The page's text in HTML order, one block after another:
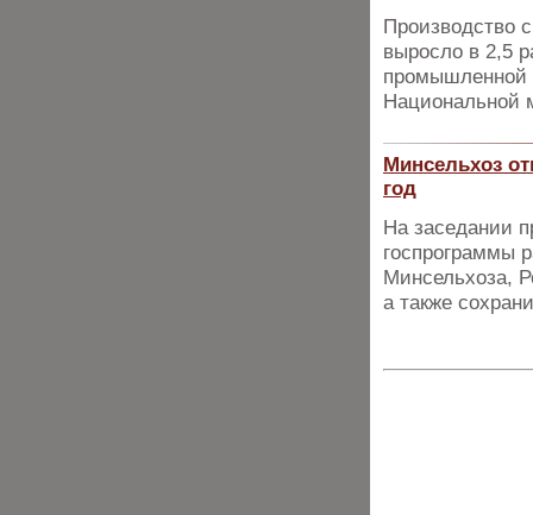
Производство
выросло в 2,5
промышленной
Национальной
Минсельхоз
год
На заседании
госпрограммы
Минсельхоза,
а также